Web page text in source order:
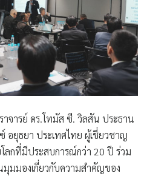
าจารย์ ดร.โทมัส ซี. วิลสัน ประธาน
ยุธยา ประเทศไทย ผู้เชี่ยวชาญ
ลกที่มีประสบการณ์กว่า 20 ปี ร่วม
มมองเกี่ยวกับความสำคัญของ